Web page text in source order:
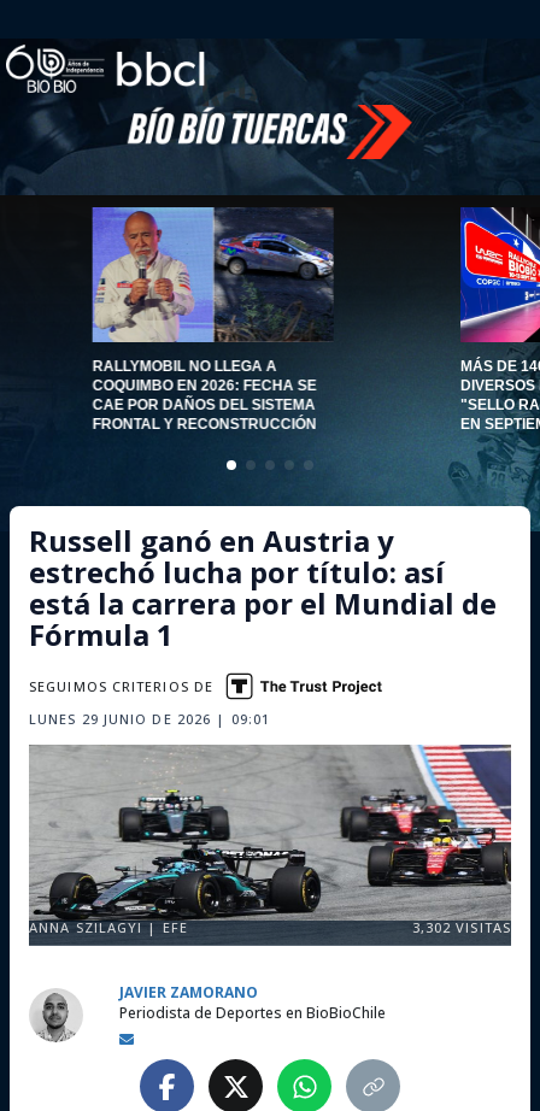
RALLYMOBIL NO LLEGA A
COQUIMBO EN 2026: FECHA SE
CAE POR DAÑOS DEL SISTEMA
FRONTAL Y RECONSTRUCCIÓN
MÁS DE
"SELLO
EN
Russell ganó en Austria y
estrechó lucha por título: así
está la carrera por el Mundial de
Fórmula 1
LUNES 29 JUNIO DE 2026 | 09:01
SEGUIMOS CRITERIOS DE
ANNA SZILAGYI | EFE 3,302 VISITAS
JAVIER ZAMORANO
Periodista de Deportes en BioBioChile